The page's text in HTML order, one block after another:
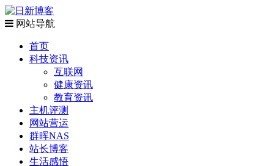
网站导航
首页
科技资讯
互联网
健康资讯
教育资讯
主机评测
网站营运
群晖NAS
站长博客
生活感悟